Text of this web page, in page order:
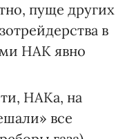
пуще других
в
НАК явно
НАКа, на
все